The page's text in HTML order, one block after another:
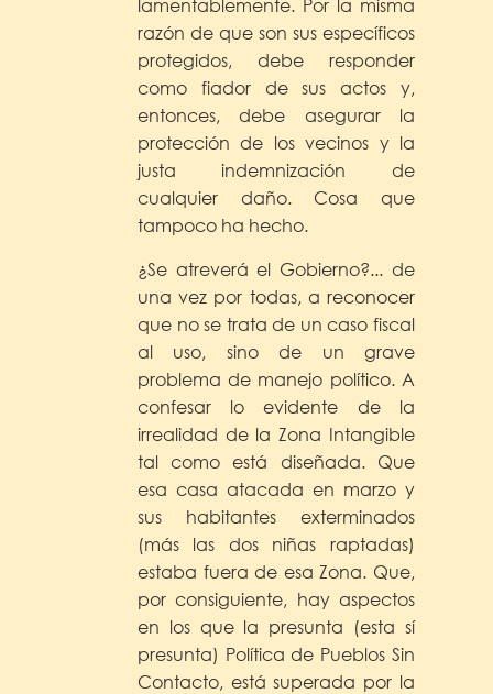
razón de que son sus específicos
protegidos, debe responder
como fiador de sus actos y,
entonces, debe asegurar la
protección de los vecinos y la
justa indemnización de
cualquier daño. Cosa que
tampoco ha hecho.
¿Se atreverá el Gobierno?... de
una vez por todas, a reconocer
que no se trata de un caso fiscal
al uso, sino de un grave
problema de manejo político. A
confesar lo evidente de la
irrealidad de la Zona Intangible
tal como está diseñada. Que
esa casa atacada en marzo y
sus habitantes exterminados
(más las dos niñas raptadas)
estaba fuera de esa Zona. Que,
por consiguiente, hay aspectos
en los que la presunta (esta sí
presunta) Política de Pueblos Sin
Contacto, está superada por la